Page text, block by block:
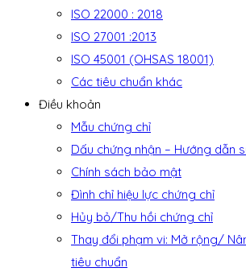
ISO 22000 : 2018
ISO 27001 :2013
ISO 45001 (OHSAS 18001)
Các tiêu chuẩn khác
Điều khoản
Mẫu chứng chỉ
Dấu chứng nhận – Hướng dẫn
Chính sách bảo mật
Đình chỉ hiệu lực chứng chỉ
Hủy bỏ/Thu hồi chứng chỉ
Thay đổi phạm vi: Mở rộng/
tiêu chuẩn